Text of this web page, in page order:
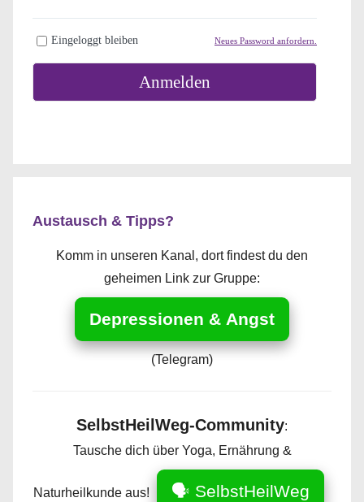
Eingeloggt bleiben Neues Password anfordern.
Anmelden
Austausch & Tipps?
Komm in unseren Kanal, dort findest du den
geheimen Link zur Gruppe:
Depressionen & Angst
(Telegram)
SelbstHeilWeg-Community:
Tausche dich über Yoga, Ernährung &
Naturheilkunde aus! 🗣️ SelbstHeilWeg